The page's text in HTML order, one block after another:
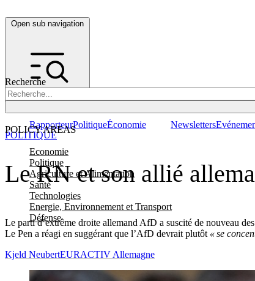
Open sub navigation
Recherche
POLICY AREAS
Economie
Politique
Agriculture et Alimentation
Santé
Technologies
Energie, Environnement et Transport
Défense
RapporteurPolitiqueÉconomie Newsletters
Le RN et son allié
Le parti d’extrême droite allemand AfD a suscité de nouveau
Le Pen a réagi en suggérant que l’AfD devrait plutôt « se
POLITIQUE
Kjeld NeubertEURACTIV Allemagne